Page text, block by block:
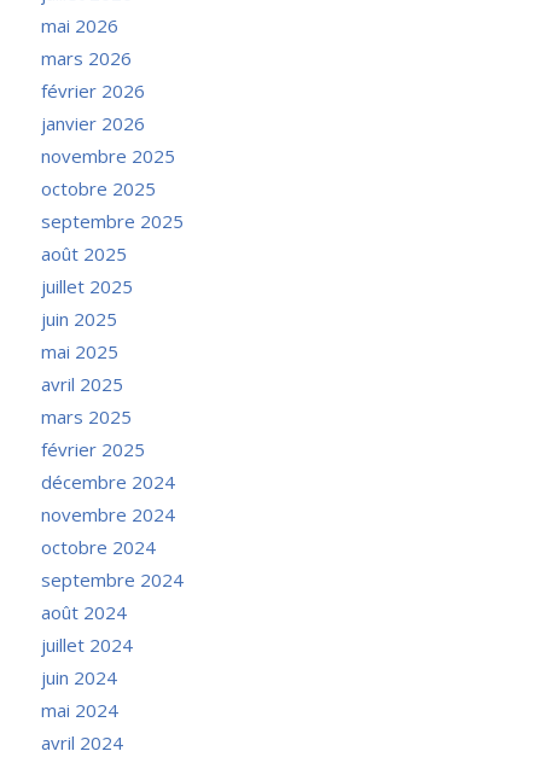
mai 2026
mars 2026
février 2026
janvier 2026
novembre 2025
octobre 2025
septembre 2025
août 2025
juillet 2025
juin 2025
mai 2025
avril 2025
mars 2025
février 2025
décembre 2024
novembre 2024
octobre 2024
septembre 2024
août 2024
juillet 2024
juin 2024
mai 2024
avril 2024